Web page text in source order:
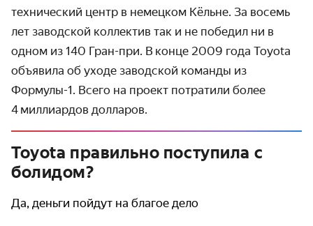
технический центр в немецком Кёльне. За восемь
лет заводской коллектив так и не победил ни в
одном из 140 Гран-при. В конце 2009 года Toyota
объявила об уходе заводской команды из
Формулы-1. Всего на проект потратили более
4 миллиардов долларов.
Toyota правильно поступила с
болидом?
Да, деньги пойдут на благое дело